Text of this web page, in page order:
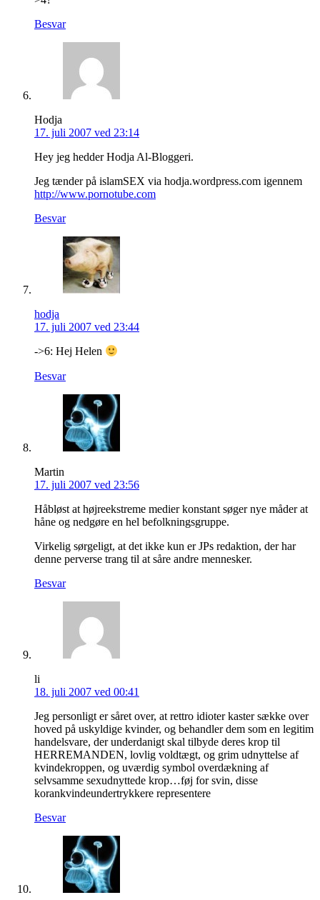
Besvar
Hodja
17. juli 2007 ved 23:14
Hey jeg hedder Hodja Al-Bloggeri.
Jeg tænder på islamSEX via hodja.wordpress.com igennem
http://www.pornotube.com
Besvar
hodja
17. juli 2007 ved 23:44
->6: Hej Helen
Besvar
Martin
17. juli 2007 ved 23:56
Håbløst at højreekstreme medier konstant søger nye måder at
håne og nedgøre en hel befolkningsgruppe.
Virkelig sørgeligt, at det ikke kun er JPs redaktion, der har
denne perverse trang til at såre andre mennesker.
Besvar
li
18. juli 2007 ved 00:41
Jeg personligt er såret over, at rettro idioter kaster sække over
hoved på uskyldige kvinder, og behandler dem som en legitim
handelsvare, der underdanigt skal tilbyde deres krop til
HERREMANDEN, lovlig voldtægt, og grim udnyttelse af
kvindekroppen, og uværdig symbol overdækning af
selvsamme sexudnyttede krop…føj for svin, disse
korankvindeundertrykkere representere
Besvar